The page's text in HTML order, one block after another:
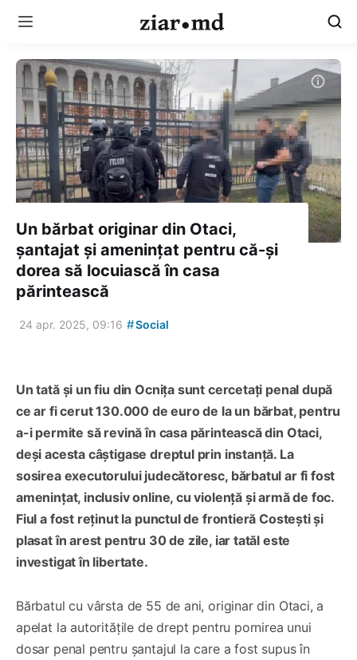
Un bărbat originar din Otaci,
șantajat și amenințat pentru că-și
dorea să locuiască în casa
părintească
24 apr. 2025, 09:16 #Social
Un tată și un fiu din Ocnița sunt cercetați penal după
ce ar fi cerut 130.000 de euro de la un bărbat, pentru
a-i permite să revină în casa părintească din Otaci,
deși acesta câștigase dreptul prin instanță. La
sosirea executorului judecătoresc, bărbatul ar fi fost
amenințat, inclusiv online, cu violență și armă de foc.
Fiul a fost reținut la punctul de frontieră Costești și
plasat în arest pentru 30 de zile, iar tatăl este
investigat în libertate.
Bărbatul cu vârsta de 55 de ani, originar din Otaci, a
apelat la autoritățile de drept pentru pornirea unui
dosar penal pentru șantajul la care a fost supus în